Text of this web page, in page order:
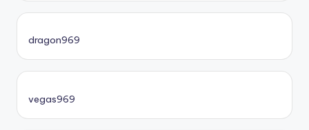
dragon969
vegas969